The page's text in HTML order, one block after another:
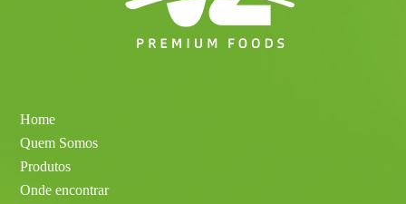
Home
Quem Somos
Produtos
Onde encontrar